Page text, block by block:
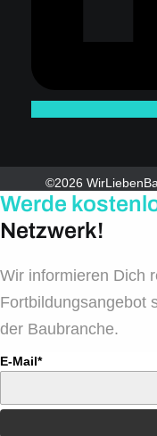
©2026
Werde
Netzwerk!
Wir informieren Dich
Fortbildungsangebot
der Baubranche.
E-Mail*